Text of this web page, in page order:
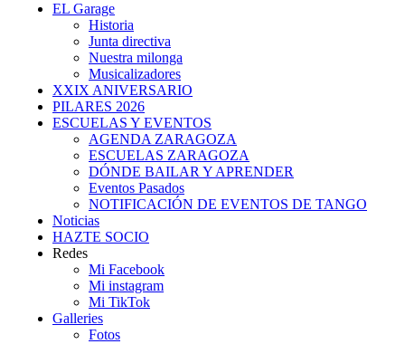
EL Garage
Historia
Junta directiva
Nuestra milonga
Musicalizadores
XXIX ANIVERSARIO
PILARES 2026
ESCUELAS Y EVENTOS
AGENDA ZARAGOZA
ESCUELAS ZARAGOZA
DÓNDE BAILAR Y APRENDER
Eventos Pasados
NOTIFICACIÓN DE EVENTOS DE TANGO
Noticias
HAZTE SOCIO
Redes
Mi Facebook
Mi instagram
Mi TikTok
Galleries
Fotos